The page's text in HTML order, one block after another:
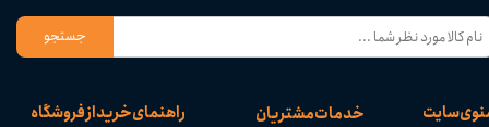
راهنمای خرید از فروشگاه خدمات مشتریان سایت
جستجو